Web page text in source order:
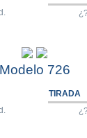
Modelo 726
TIRADA